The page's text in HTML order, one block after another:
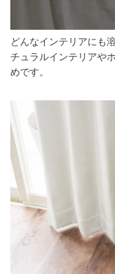
どんなインテリアにも
チュラルインテリアや
めです。